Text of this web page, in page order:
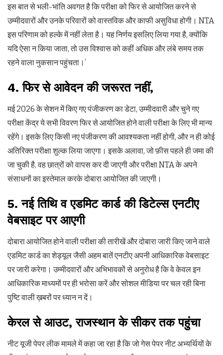
इस बात से भली-भांति अवगत है कि परीक्षा को फिर से आयोजित करने से
उम्मीदवारों और उनके परिवारों को वास्तविक और काफी असुविधा होगी। NTA
इस परिणाम को हल्के में नहीं लेता है। यह निर्णय इसलिए लिया गया है, क्योंकि
यदि ऐसा न किया जाता, तो उस विश्वास को कहीं अधिक और लंबे समय तक
रहने वाला नुकसान पहुंचता।’
4. फिर से आवेदन की जरूरत नहीं,
मई 2026 के सेशन में किए गए पंजीकरण का डेटा, उम्मीदवारी और चुने गए
परीक्षा केंद्र ये सभी विवरण फिर से आयोजित होने वाली परीक्षा के लिए भी मान्य
रहेंगे। इसके लिए किसी नए पंजीकरण की आवश्यकता नहीं होगी, और न ही कोई
अतिरिक्त परीक्षा शुल्क लिया जाएगा। इसके अलावा, जो फ़ीस पहले ही जमा की
जा चुकी है, वह छात्रों को वापस कर दी जाएगी और परीक्षा NTA के अपने
संसाधनों का इस्तेमाल करके दोबारा आयोजित की जाएगी।
5. नई तिथि व एडमिट कार्ड की डिटेल्स एनटीए
वेबसाइट पर आएगी
दोबारा आयोजित होने वाली परीक्षा की तारीखें और दोबारा जारी किए जाने वाले
एडमिट कार्ड का शेड्यूल जैसी अहम बातें एनटीए अपनी आधिकारिक वेबसाइट
पर जारी करेगा। उम्मीदवारों और अभिभावकों से अनुरोध है कि वे केवल इन
आधिकारिक माध्यमों पर ही भरोसा करें और सोशल मीडिया पर चल रही बिना
पुष्टि वाली ख़बरों पर ध्यान न दें।
केरल से आउट, राजस्थान के सीकर तक पहुंचा
नीट यूजी पेपर लीक मामले में कहा जा रहा है कि जो गेस पेपर नीट अभ्यर्थियों के